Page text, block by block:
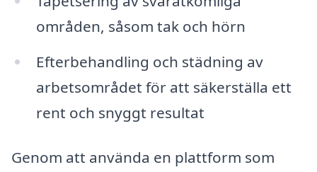
områden, såsom tak och hörn
Efterbehandling och städning av
arbetsområdet för att säkerställa ett
rent och snyggt resultat
Genom att använda en plattform som